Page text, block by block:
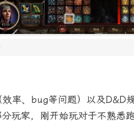
效率、bug等问题）以及D&D
玩家，刚开始玩对于不熟悉